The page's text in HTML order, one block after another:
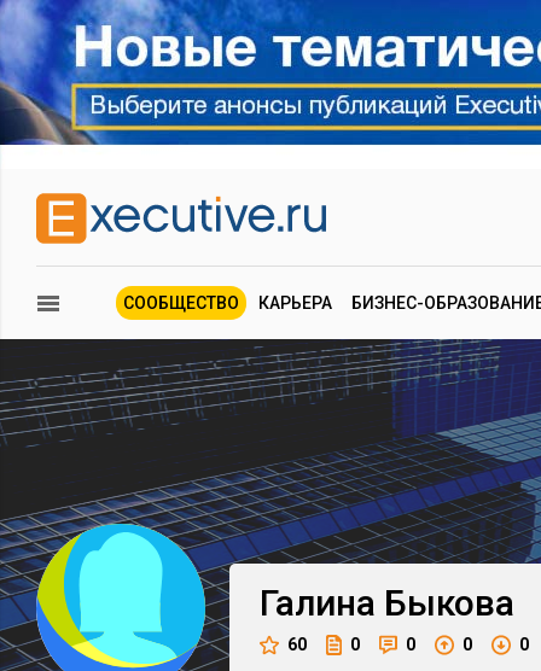
СООБЩЕСТВО КАРЬЕРА БИЗНЕС-
Галина Быкова
60 0 0 0 0